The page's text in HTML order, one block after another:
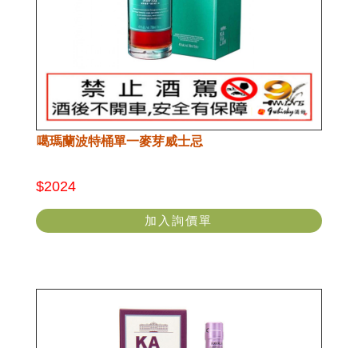
噶瑪蘭波特桶單一麥芽威士忌
$2024
加入詢價單